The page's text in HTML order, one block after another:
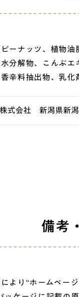
ーナッツ、植物
分解物、こんぶ
辛料抽出物、乳
式会社 新潟県新
備考
より“ホームペー